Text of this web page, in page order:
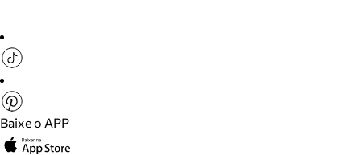
Baixe o APP